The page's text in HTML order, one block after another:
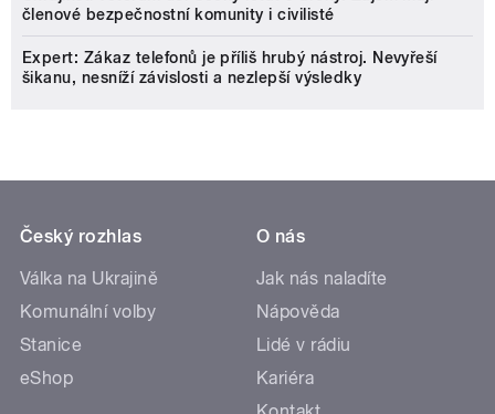
Český rozhlas
Stanice
eShop
mujRozhlas
O nás
Lidé v rádiu
Rozhlasový poplatek